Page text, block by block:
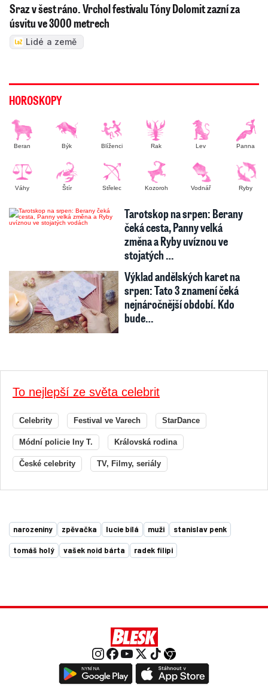
Sraz v šest ráno. Vrchol festivalu Tóny Dolomit zazní za
úsvitu ve 3000 metrech
Lidé a země
HOROSKOPY
Beran Býk Blíženci Rak Lev Panna
Váhy Štír Střelec Kozoroh Vodnář Ryby
Tarotskop na srpen: Berany
čeká cesta, Panny velká
změna a Ryby uvíznou ve
stojatých …
Výklad andělských karet na
srpen: Tato 3 znamení čeká
nejnáročnější období. Kdo
bude…
To nejlepší ze světa celebrit
Celebrity Festival ve Varech StarDance
Módní policie Iny T. Královská rodina
České celebrity TV, Filmy, seriály
narozeniny zpěvačka lucie bílá muži stanislav penk
tomáš holý vašek noid bárta radek filipi